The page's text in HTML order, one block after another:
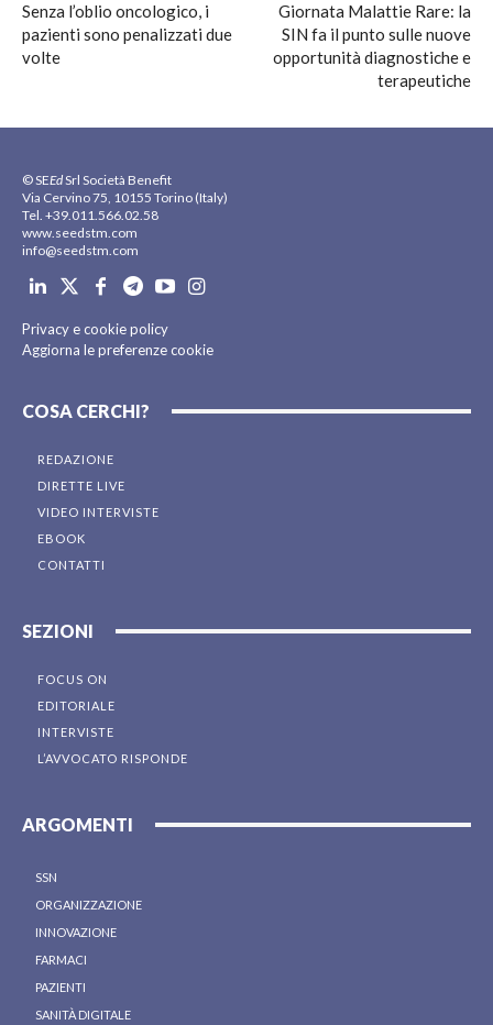
Senza l’oblio oncologico, i
pazienti sono penalizzati due
volte
Giornata Malattie Rare: la
SIN fa il punto sulle nuove
opportunità diagnostiche e
terapeutiche
© SEEdSrl Società Benefit
Via Cervino 75, 10155 Torino (Italy)
Tel. +39.011.566.02.58
www.seedstm.com
info@seedstm.com
Privacy e cookie policy
Aggiorna le preferenze cookie
COSA CERCHI?
REDAZIONE
DIRETTE LIVE
VIDEO INTERVISTE
EBOOK
CONTATTI
SEZIONI
FOCUS ON
EDITORIALE
INTERVISTE
L’AVVOCATO RISPONDE
ARGOMENTI
SSN
ORGANIZZAZIONE
INNOVAZIONE
FARMACI
PAZIENTI
SANITÀ DIGITALE